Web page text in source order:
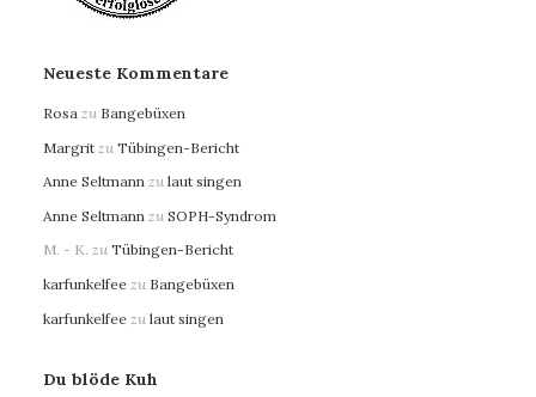
Neueste Kommentare
Rosa zu Bangebüxen
Margrit zu Tübingen-Bericht
Anne Seltmann zu laut singen
Anne Seltmann zu SOPH-Syndrom
M. - K. zu Tübingen-Bericht
karfunkelfee zu Bangebüxen
karfunkelfee zu laut singen
Du blöde Kuh